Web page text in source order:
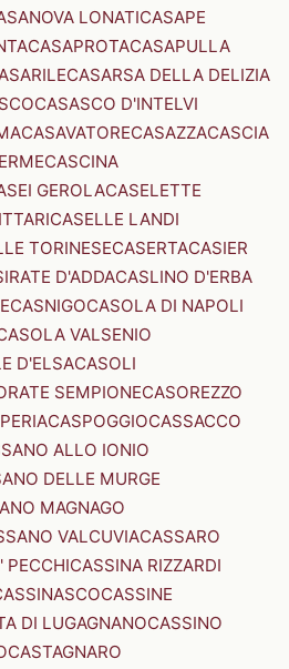
LONATICASAPE
CASAPROTACASAPULLA
CASARSA DELLA DELIZIA
CASASCO D'INTELVI
CASAVATORECASAZZACASCIA
CASCINA
GEROLACASELETTE
CASELLE LANDI
TORINESECASERTACASIER
D'ADDACASLINO D'ERBA
CASNIGOCASOLA DI NAPOLI
VALSENIO
D'ELSACASOLI
SEMPIONECASOREZZO
CASPOGGIOCASSACCO
ALLO IONIO
DELLE MURGE
MAGNAGO
VALCUVIACASSARO
PECCHICASSINA RIZZARDI
CASSINE
DI LUGAGNANOCASSINO
CASTAGNARO